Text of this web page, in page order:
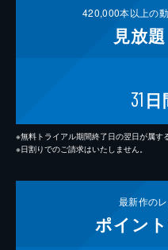
420,000本以上の
見放題
31 日
※無料トライアル期間終了日の翌日が属す
※日割りでのご請求はいたしません。
最新作の
ポイント